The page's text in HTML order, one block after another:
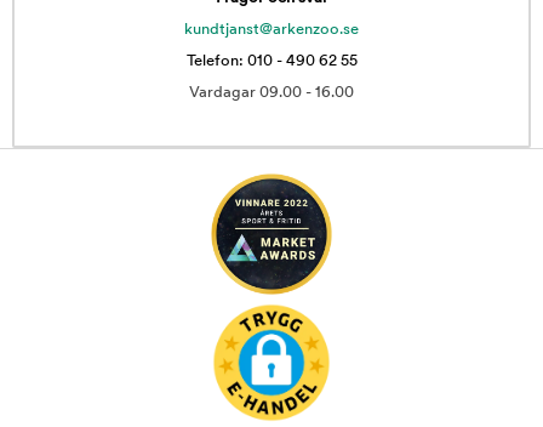
kundtjanst@arkenzoo.se
Telefon: 010 - 490 62 55
Vardagar 09.00 - 16.00